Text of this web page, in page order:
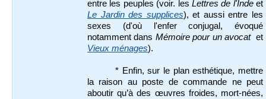
entre les peuples (voir. les Lettres de l'Indeet
Le Jardin des supplices), et aussi entre les
sexes (d'où l'enfer conjugal, évoqué
notamment dans Mémoire pour un avocat et
Vieux ménages).
* Enfin, sur le plan esthétique, mettre
la raison au poste de commande ne peut
aboutir qu’à des œuvres froides, mort-nées,